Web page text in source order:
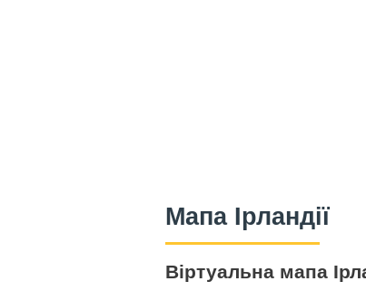
Мапа Ірландії
Віртуальна мапа